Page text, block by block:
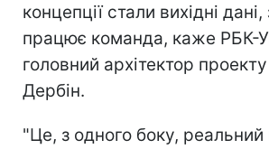
концепції стали вихідні
працює команда, каже РБК-
головний архітектор
Дербін.
"Це, з одного боку, реальний